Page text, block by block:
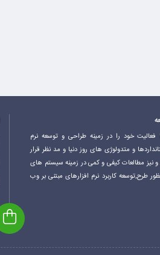
گروه ماهدیس وب از سال 1390 فعالیت خود را در زمینه طراحی و توسعه نرم
و متدولوژی های روز دنیا و مد نظر قرار
نیز مطالعات کیفی و کمی در زمینه سیستم های
طرح,توسعه کاربرد نرم افزارهای مبتنی بر وب